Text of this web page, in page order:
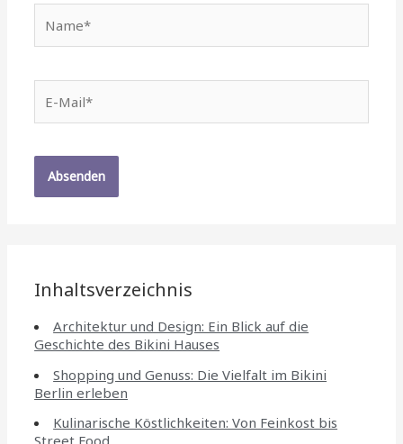
Mail*
Inhaltsverzeichnis
Architektur und Design: Ein Blick auf die
Geschichte des Bikini Hauses
Shopping und Genuss: Die Vielfalt im Bikini
Berlin erleben
Kulinarische Köstlichkeiten: Von Feinkost bis